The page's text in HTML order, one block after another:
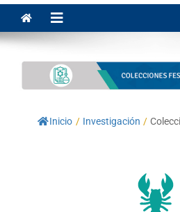
Superiores
México. Imparte educación en los
en las áreas de las ciencias de la
Inicio / Investigación /